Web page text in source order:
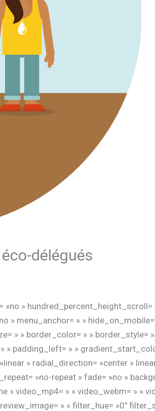
délégués
» hundred_percent_height_scroll=
» menu_anchor= » »
» » border_color= » » border_style=
padding_left= » »
» radial_direction= »center »
»no-repeat » fade= »no »
» video_mp4= » » video_webm= » »
» » filter_hue= »0″